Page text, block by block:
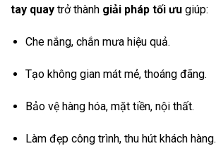
tay quay trở thành giải pháp tối ưu giúp:
Che nắng, chắn mưa hiệu quả.
Tạo không gian mát mẻ, thoáng đãng.
Bảo vệ hàng hóa, mặt tiền, nội thất.
Làm đẹp công trình, thu hút khách hàng.